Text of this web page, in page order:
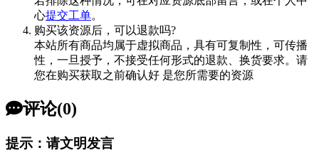
心提交工单。
购买该资源后，可以退款吗?
本站所有商品均属于虚拟商品，具有可复制性，可传播
性，一旦授予，不接受任何形式的退款、换货要求。请
您在购买获取之前确认好 是您所需要的资源
评论(0)
提示：请文明发言